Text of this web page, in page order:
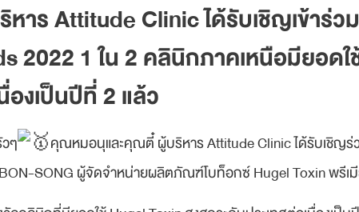
ร Attitude Clinic ได้รับเชิญเข้าร่ว
2022 1 ใน 2 คลินิกภาคเหนือมียอดใ
องเป็นปีที่ 2 แล้ว
ๆ
คุณหมอนุและคุณตี๋ ผู้บริหาร Attitude Clinic ได้รับเชิญร่
SONG ผู้จัดจำหน่ายผลิตภัณฑ์โบท็อกซ์ Hugel Toxin พรีเมี